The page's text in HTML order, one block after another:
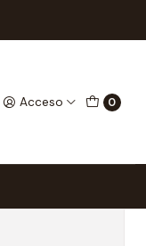
Acceso 0
Squad